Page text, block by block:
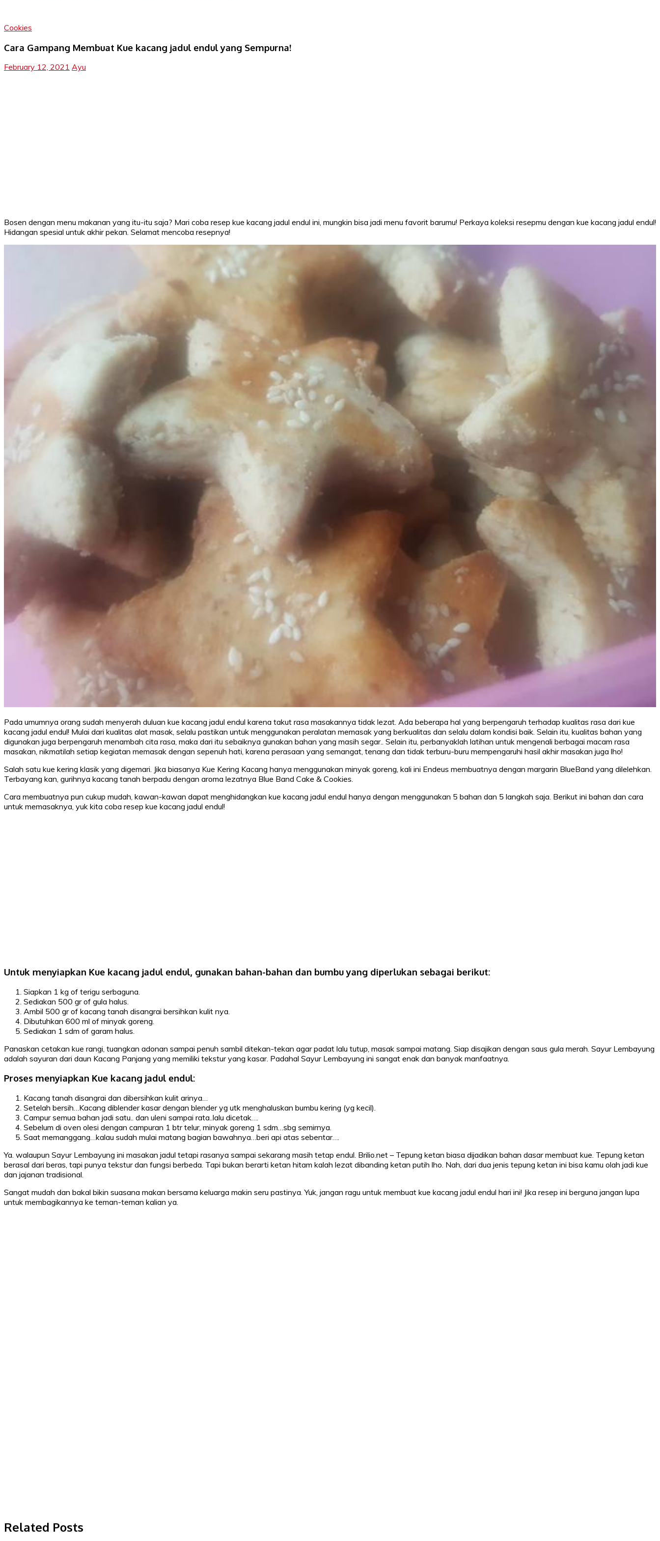
Cookies
Cara Gampang Membuat Kue kacang jadul endul yang Sempurna!
February 12, 2021 Ayu
Bosen dengan menu makanan yang itu-itu saja? Mari coba resep kue kacang jadul endul ini, mungkin bisa jadi menu favorit barumu! Perkaya koleksi resepmu dengan kue kacang jadul endul!
Hidangan spesial untuk akhir pekan. Selamat mencoba resepnya!
Pada umumnya orang sudah menyerah duluan kue kacang jadul endul karena takut rasa masakannya tidak lezat. Ada beberapa hal yang berpengaruh terhadap kualitas rasa dari kue
kacang jadul endul! Mulai dari kualitas alat masak, selalu pastikan untuk menggunakan peralatan memasak yang berkualitas dan selalu dalam kondisi baik. Selain itu, kualitas bahan yang
digunakan juga berpengaruh menambah cita rasa, maka dari itu sebaiknya gunakan bahan yang masih segar.. Selain itu, perbanyaklah latihan untuk mengenali berbagai macam rasa
masakan, nikmatilah setiap kegiatan memasak dengan sepenuh hati, karena perasaan yang semangat, tenang dan tidak terburu-buru mempengaruhi hasil akhir masakan juga lho!
Salah satu kue kering klasik yang digemari. Jika biasanya Kue Kering Kacang hanya menggunakan minyak goreng, kali ini Endeus membuatnya dengan margarin BlueBand yang dilelehkan.
Terbayang kan, gurihnya kacang tanah berpadu dengan aroma lezatnya Blue Band Cake & Cookies.
Cara membuatnya pun cukup mudah, kawan-kawan dapat menghidangkan kue kacang jadul endul hanya dengan menggunakan 5 bahan dan 5 langkah saja. Berikut ini bahan dan cara
untuk memasaknya, yuk kita coba resep kue kacang jadul endul!
Untuk menyiapkan Kue kacang jadul endul, gunakan bahan-bahan dan bumbu yang diperlukan sebagai berikut:
Siapkan 1 kg of terigu serbaguna.
Sediakan 500 gr of gula halus.
Ambil 500 gr of kacang tanah disangrai bersihkan kulit nya.
Dibutuhkan 600 ml of minyak goreng.
Sediakan 1 sdm of garam halus.
Panaskan cetakan kue rangi, tuangkan adonan sampai penuh sambil ditekan-tekan agar padat lalu tutup, masak sampai matang. Siap disajikan dengan saus gula merah. Sayur Lembayung
adalah sayuran dari daun Kacang Panjang yang memiliki tekstur yang kasar. Padahal Sayur Lembayung ini sangat enak dan banyak manfaatnya.
Proses menyiapkan Kue kacang jadul endul:
Kacang tanah disangrai dan dibersihkan kulit arinya…
Setelah bersih…Kacang diblender kasar dengan blender yg utk menghaluskan bumbu kering (yg kecil).
Campur semua bahan jadi satu.. dan uleni sampai rata..lalu dicetak….
Sebelum di oven olesi dengan campuran 1 btr telur, minyak goreng 1 sdm…sbg semirnya.
Saat memanggang…kalau sudah mulai matang bagian bawahnya…beri api atas sebentar….
Ya. walaupun Sayur Lembayung ini masakan jadul tetapi rasanya sampai sekarang masih tetap endul. Brilio.net – Tepung ketan biasa dijadikan bahan dasar membuat kue. Tepung ketan
berasal dari beras, tapi punya tekstur dan fungsi berbeda. Tapi bukan berarti ketan hitam kalah lezat dibanding ketan putih lho. Nah, dari dua jenis tepung ketan ini bisa kamu olah jadi kue
dan jajanan tradisional.
Sangat mudah dan bakal bikin suasana makan bersama keluarga makin seru pastinya. Yuk, jangan ragu untuk membuat kue kacang jadul endul hari ini! Jika resep ini berguna jangan lupa
untuk membagikannya ke teman-teman kalian ya.
Related Posts